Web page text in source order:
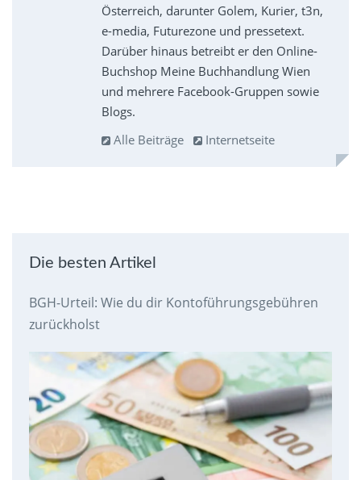
Österreich, darunter Golem, Kurier, t3n,
e-media, Futurezone und pressetext.
Darüber hinaus betreibt er den Online-
Buchshop Meine Buchhandlung Wien
und mehrere Facebook-Gruppen sowie
Blogs.
Alle Beiträge
Internetseite
Die besten Artikel
BGH-Urteil: Wie du dir Kontoführungsgebühren
zurückholst